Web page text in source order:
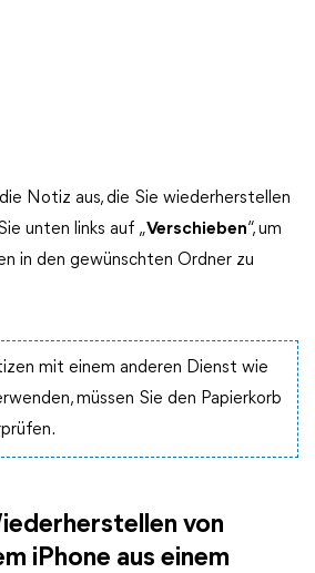
Notiz aus, die Sie wiederherstellen
unten links auf „Verschieben“, um
in den gewünschten Ordner zu
mit einem anderen Dienst wie
müssen Sie den Papierkorb
von
iPhone aus einem